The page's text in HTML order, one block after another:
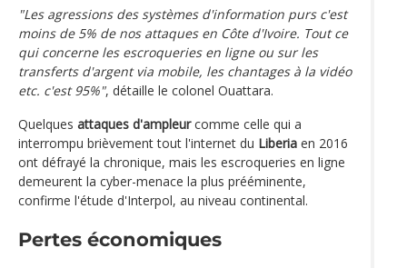
"Les agressions des systèmes d'information purs c'est
moins de 5% de nos attaques en Côte d'Ivoire. Tout ce
qui concerne les escroqueries en ligne ou sur les
transferts d'argent via mobile, les chantages à la vidéo
etc. c'est 95%", détaille le colonel Ouattara.
Quelques attaques d'ampleurcomme celle qui a
interrompu brièvement tout l'internet du Liberia en 2016
ont défrayé la chronique, mais les escroqueries en ligne
demeurent la cyber-menace la plus prééminente,
confirme l'étude d'Interpol, au niveau continental.
Pertes économiques